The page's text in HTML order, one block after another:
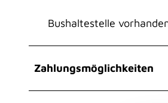
Bushaltestelle
Zahlungsmöglichkeiten